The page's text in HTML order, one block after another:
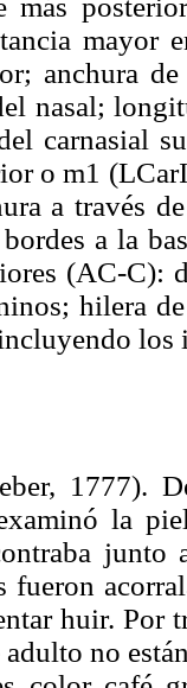
más
mayor
anchura
nasal;
carnasial
o m1
a través
a la
(AC-C):
hilera
1777).
la
junto
fueron
huir. Por
no